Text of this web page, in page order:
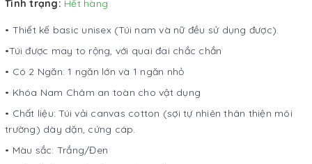
Tình trạng: Hết hàng
• Thiết kế basic unisex (Túi nam và nữ đều sử dụng được).
•Túi được may to rộng, với quai đai chắc chắn
• Có 2 Ngăn: 1 ngăn lớn và 1 ngăn nhỏ
• Khóa Nam Châm an toàn cho vật dụng
• Chất liệu: Túi vải canvas cotton (sợi tự nhiên thân thiện môi
trường) dày dặn, cứng cáp.
• Màu sắc: Trắng/Đen